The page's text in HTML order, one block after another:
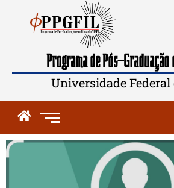
Programa de Pós-
Universidade Federal